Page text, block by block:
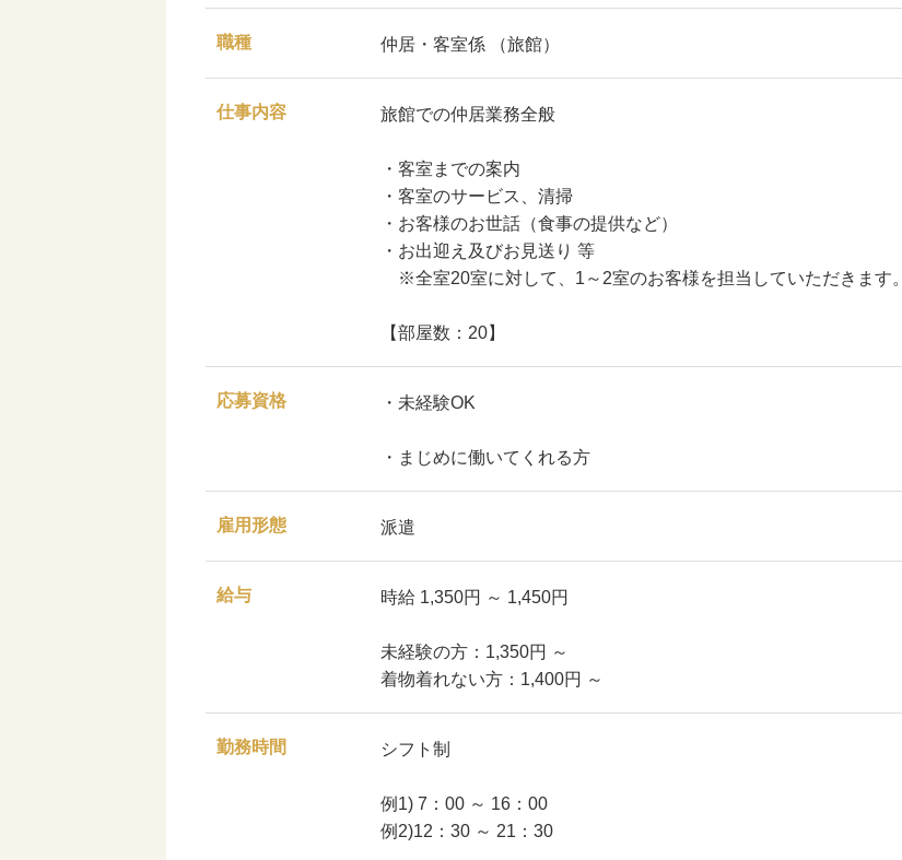
職種 仲居・客室係 （旅館）
仕事内容 旅館での仲居業務全般
・客室までの案内
・客室のサービス、清掃
・お客様のお世話（食事の提供など）
・お出迎え及びお見送り 等
※全室20室に対して、1～2室のお客様を担当していただきます。
【部屋数：20】
応募資格 ・未経験OK
・まじめに働いてくれる方
雇用形態 派遣
給与 時給 1,350円 ～ 1,450円
未経験の方：1,350円 ～
着物着れない方：1,400円 ～
勤務時間 シフト制
例1) 7：00 ～ 16：00
例2)12：30 ～ 21：30